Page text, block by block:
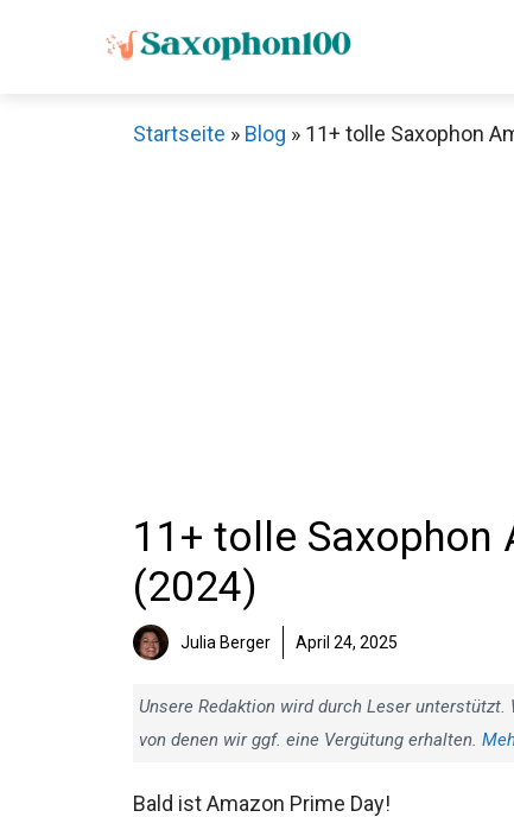
Startseite » Blog » 11+ tolle Saxophon
11+ tolle Saxophon
Angebote (2024)
Julia Berger April 24, 2025
Unsere Redaktion wird durch Leser
von denen wir ggf. eine Vergütung erhalten.
Bald ist Amazon Prime Day!